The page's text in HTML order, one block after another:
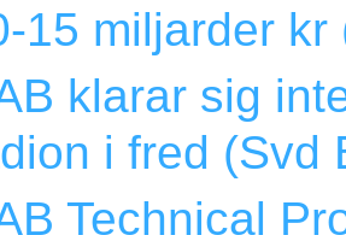
15 miljarder kr
klarar sig
i fred (Svd
Technical